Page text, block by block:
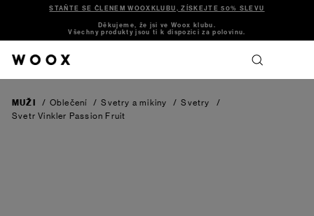
STAŇTE SE ČLENEM WOOXKLUBU, ZÍSKEJTE 50% SLEVU
Děkujeme, že jsi ve Woox klubu.
Všechny produkty jsou ti k dispozici za polovinu.
MUŽI / Oblečení / Svetry a mikiny / Svetry
/
Svetr Vinkler Passion Fruit